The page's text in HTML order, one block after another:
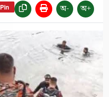
Pin অ- অ+